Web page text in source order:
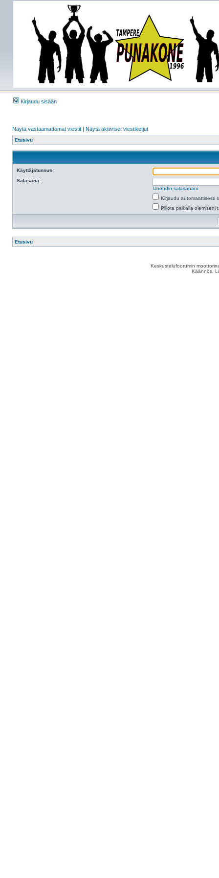
Kirjaudu sisään
Näytä vastaamattomat viestit | Näytä aktiiviset viestiketjut
Etusivu
Käyttäjätunnus:
Salasana:
Unohdin salasanani
Kirjaudu automaattisesti
Piilota paikalla olemiseni
Etusivu
Keskustelufoorumin
Käännös,